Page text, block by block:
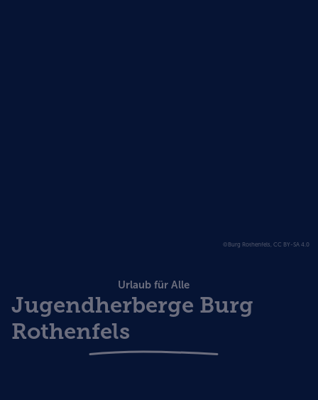
©Burg Rothenfels, CC BY-SA 4.0
Urlaub für Alle
Jugendherberge Burg
Rothenfels